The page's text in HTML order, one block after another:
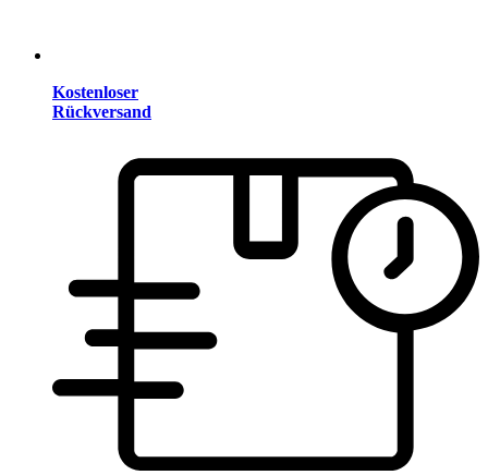
Kostenloser
Rückversand